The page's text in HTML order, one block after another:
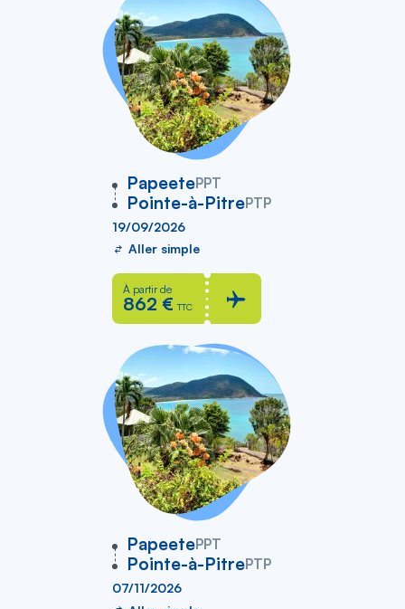
PapeetePPT
vers
Pointe-à-PitrePTP
19/09/2026
Aller simple
À partir de
862 € TTC
PapeetePPT
vers
Pointe-à-PitrePTP
07/11/2026